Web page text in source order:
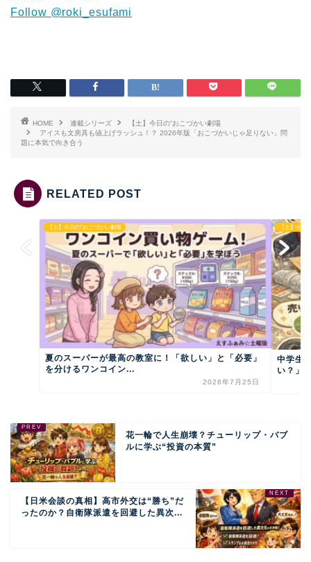
Follow @roki_esufami
HOME 連載シリーズ
【土】今日の“おこづかい劇場
アイスも文房具も値上げラッシュ！？ 2026年版「おこづかいじゃ足りない」問
題に本気で向き合う
RELATED POST
【土】今日の“おこづかい劇場
夏のスーパーが最高の教室に！「欲しい」と「必要」
を分けるワンコイン...
2026年7月25日
【土】今日
中学生
い？」
花一輪で人生崩壊？チューリップ・バブ
ルに学ぶ“投資の本質”
【日米会談の真相】高市外交は“勝ち”だ
ったのか？自衛隊派遣を回避した異次...